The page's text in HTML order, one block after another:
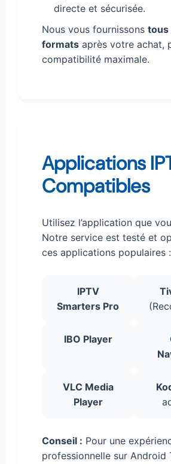
directe et sécurisée.
Nous vous fournissons tous
formats après votre achat,
compatibilité maximale.
Applications
Compatibles
Utilisez l’application que
Notre service est testé et
ces applications populaires :
IPTV
Smarters Pro
IBO Player
VLC Media
Player
Conseil : Pour une
professionnelle sur Android